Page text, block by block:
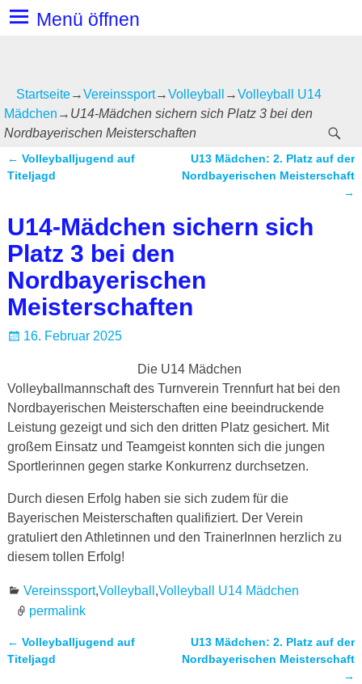
Menü öffnen
Startseite→Vereinssport→Volleyball →Volleyball U14
Mädchen → U14-Mädchen sichern sich Platz 3 bei den
Nordbayerischen Meisterschaften
Artikelnavigation
← Volleyballjugend auf
Titeljagd
U13 Mädchen: 2. Platz auf der
Nordbayerischen Meisterschaft
→
U14-Mädchen sichern sich
Platz 3 bei den
Nordbayerischen
Meisterschaften
16. Februar 2025
Die U14 Mädchen
Volleyballmannschaft des Turnverein Trennfurt hat bei den
Nordbayerischen Meisterschaften eine beeindruckende
Leistung gezeigt und sich den dritten Platz gesichert. Mit
großem Einsatz und Teamgeist konnten sich die jungen
Sportlerinnen gegen starke Konkurrenz durchsetzen.
Durch diesen Erfolg haben sie sich zudem für die
Bayerischen Meisterschaften qualifiziert. Der Verein
gratuliert den Athletinnen und den TrainerInnen herzlich zu
diesem tollen Erfolg!
Vereinssport,Volleyball ,Volleyball U14 Mädchen
permalink
Artikelnavigation
← Volleyballjugend auf
Titeljagd
U13 Mädchen: 2. Platz auf der
Nordbayerischen Meisterschaft
→